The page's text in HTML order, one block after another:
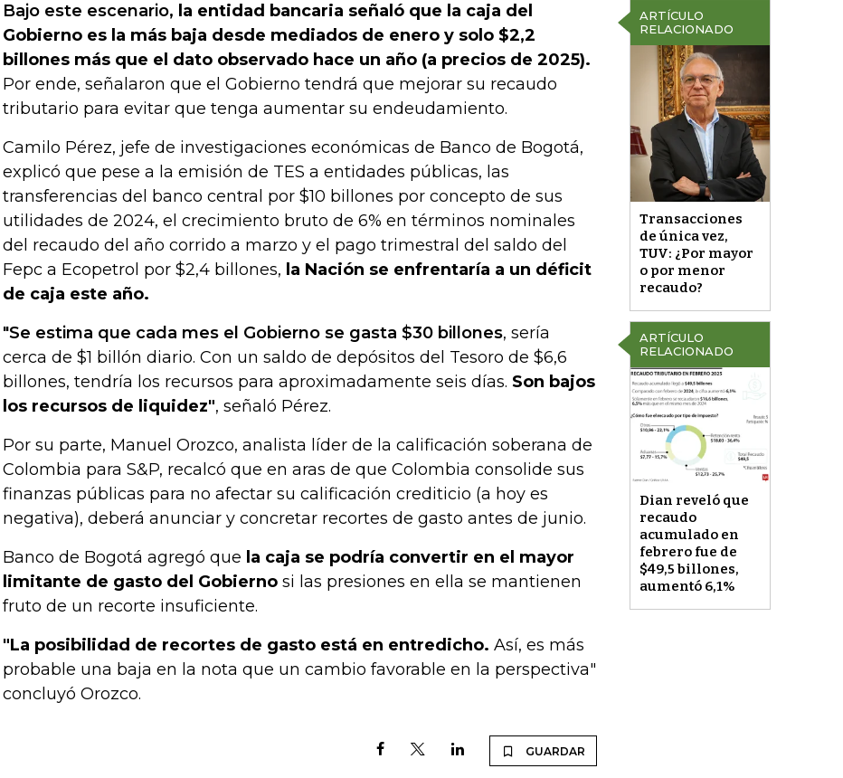
ARTÍCULO
RELACIONADO
Transacciones
de única vez,
TUV: ¿Por mayor
o por menor
recaudo?
Bajo este escenario, la entidad bancaria señaló que la caja del
Gobierno es la más baja desde mediados de enero y solo $2,2
billones más que el dato observado hace un año (a precios de 2025).
Por ende, señalaron que el Gobierno tendrá que mejorar su recaudo
tributario para evitar que tenga aumentar su endeudamiento.
Camilo Pérez, jefe de investigaciones económicas de Banco de Bogotá,
explicó que pese a la emisión de TES a entidades públicas, las
transferencias del banco central por $10 billones por concepto de sus
utilidades de 2024, el crecimiento bruto de 6% en términos nominales
del recaudo del año corrido a marzo y el pago trimestral del saldo del
Fepc a Ecopetrol por $2,4 billones, la Nación se enfrentaría a un déficit
de caja este año.
ARTÍCULO
RELACIONADO
Dian reveló que
recaudo
acumulado en
febrero fue de
$49,5 billones,
aumentó 6,1%
"Se estima que cada mes el Gobierno se gasta $30 billones, sería
cerca de $1 billón diario. Con un saldo de depósitos del Tesoro de $6,6
billones, tendría los recursos para aproximadamente seis días. Son bajos
los recursos de liquidez", señaló Pérez.
Por su parte, Manuel Orozco, analista líder de la calificación soberana de
Colombia para S&P, recalcó que en aras de que Colombia consolide sus
finanzas públicas para no afectar su calificación crediticio (a hoy es
negativa), deberá anunciar y concretar recortes de gasto antes de junio.
Banco de Bogotá agregó que la caja se podría convertir en el mayor
limitante de gasto del Gobierno si las presiones en ella se mantienen
fruto de un recorte insuficiente.
"La posibilidad de recortes de gasto está en entredicho. Así, es más
probable una baja en la nota que un cambio favorable en la perspectiva"
concluyó Orozco.
GUARDAR